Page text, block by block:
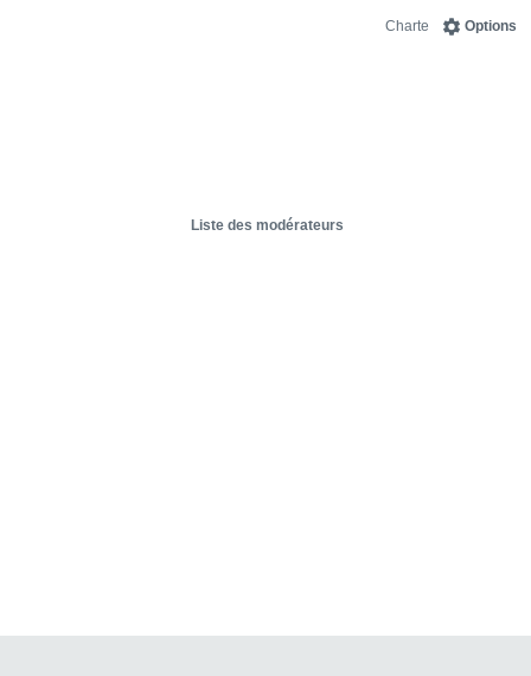
Options
Charte
Liste des modérateurs